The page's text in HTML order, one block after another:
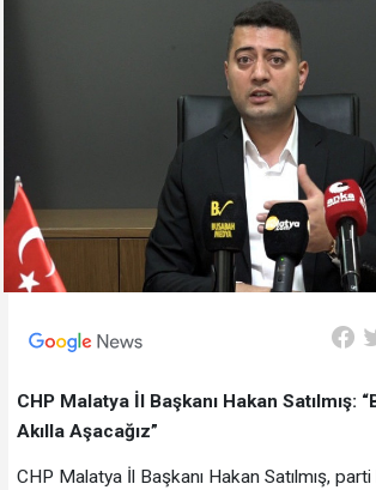
CHP Malatya İl Başkanı Hakan Satılmış:
Akılla Aşacağız”
CHP Malatya İl Başkanı Hakan Satılmış, parti